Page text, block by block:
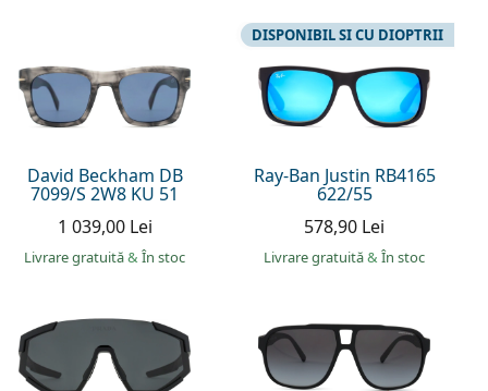
David Beckham DB
7099/S 2W8 KU 51
1 039,00 Lei
Livrare gratuită& În stoc
Ray-Ban Justin RB4165
622/55
DISPONIBIL SI CU DIOPTRII
578,90 Lei
Livrare gratuită& În stoc